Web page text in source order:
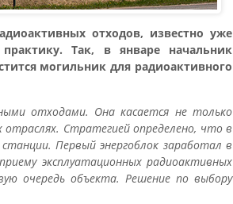
отходов, известно уже
Так, в январе начальник
могильник для радиоактивного
отходами. Она касается не только
Стратегией определено, что в
Первый энергоблок заработал в
эксплуатационных радиоактивных
очередь объекта. Решение по выбору